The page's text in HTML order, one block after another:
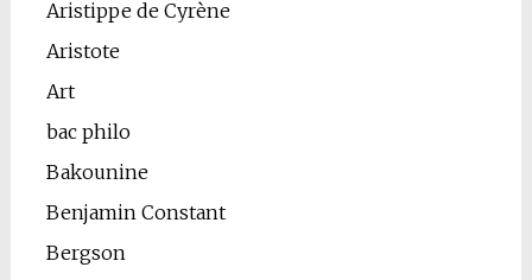
Aristippe de Cyrène
Aristote
Art
bac philo
Bakounine
Benjamin Constant
Bergson